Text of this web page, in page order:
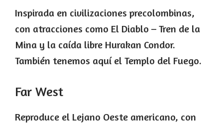
Inspirada en civilizaciones precolombinas,
con atracciones como El Diablo – Tren de la
Mina y la caída libre Hurakan Condor.
También tenemos aquí el Templo del Fuego.
Far West
Reproduce el Lejano Oeste americano, con